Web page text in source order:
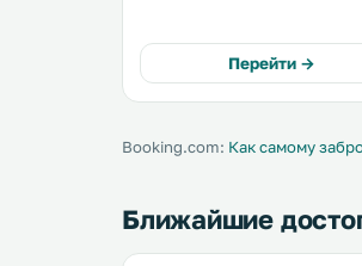
или бассейн. .
Перейти →
Booking.com: Как самому
Ближайшие